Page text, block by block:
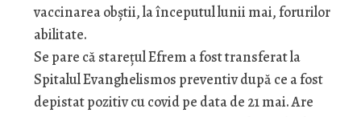
vaccinarea obștii, la începutul lunii mai, forurilor
abilitate.
Se pare că starețul Efrem a fost transferat la
Spitalul Evanghelismos preventiv după ce a fost
depistat pozitiv cu covid pe data de 21 mai. Are